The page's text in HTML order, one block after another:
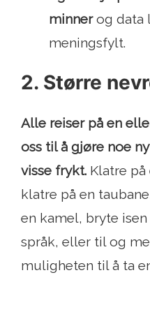
minnerog data
meningsfylt.
2. Større
Alle reiser på en
oss til å gjøre noe
visse frykt. Klatre på
klatre på en
en kamel, bryte
språk, eller til og
muligheten til å ta